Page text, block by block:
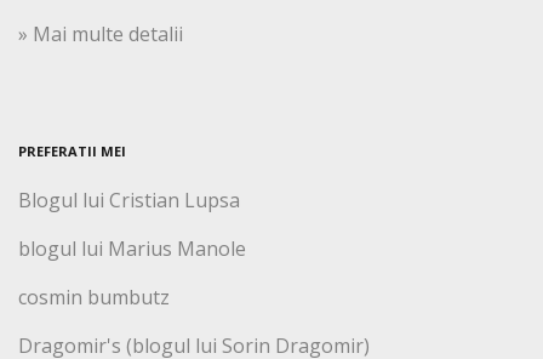
» Mai multe detalii
PREFERATII MEI
Blogul lui Cristian Lupsa
blogul lui Marius Manole
cosmin bumbutz
Dragomir's (blogul lui Sorin Dragomir)